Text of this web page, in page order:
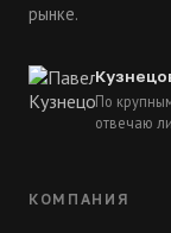
рынке.
По
отвечаю
КОМПАНИЯ